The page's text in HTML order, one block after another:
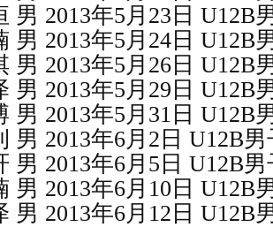
男 2013年5月23日 U12B
男 2013年5月24日 U12B
男 2013年5月26日 U12B
男 2013年5月29日 U12B
男 2013年5月31日 U12B
男 2013年6月2日 U12B
男 2013年6月5日 U12B
男 2013年6月10日 U12B
男 2013年6月12日 U12B